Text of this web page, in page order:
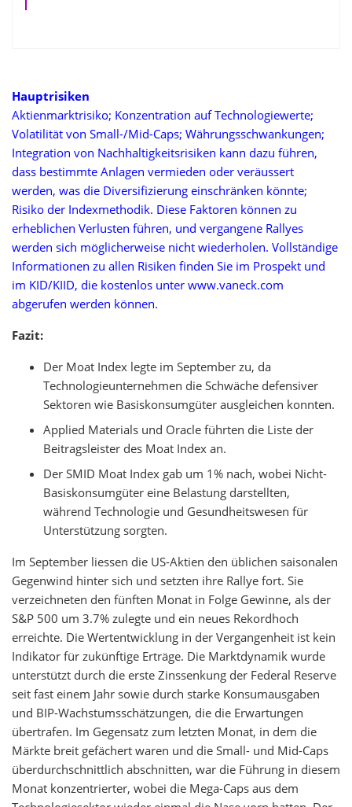
Hauptrisiken
Aktienmarktrisiko; Konzentration auf Technologiewerte;
Volatilität von Small-/Mid-Caps; Währungsschwankungen;
Integration von Nachhaltigkeitsrisiken kann dazu führen,
dass bestimmte Anlagen vermieden oder veräussert
werden, was die Diversifizierung einschränken könnte;
Risiko der Indexmethodik. Diese Faktoren können zu
erheblichen Verlusten führen, und vergangene Rallyes
werden sich möglicherweise nicht wiederholen. Vollständige
Informationen zu allen Risiken finden Sie im Prospekt und
im KID/KIID, die kostenlos unter www.vaneck.com
abgerufen werden können.
Fazit:
Der Moat Index legte im September zu, da
Technologieunternehmen die Schwäche defensiver
Sektoren wie Basiskonsumgüter ausgleichen konnten.
Applied Materials und Oracle führten die Liste der
Beitragsleister des Moat Index an.
Der SMID Moat Index gab um 1% nach, wobei Nicht-
Basiskonsumgüter eine Belastung darstellten,
während Technologie und Gesundheitswesen für
Unterstützung sorgten.
Im September liessen die US-Aktien den üblichen saisonalen
Gegenwind hinter sich und setzten ihre Rallye fort. Sie
verzeichneten den fünften Monat in Folge Gewinne, als der
S&P 500 um 3.7% zulegte und ein neues Rekordhoch
erreichte. Die Wertentwicklung in der Vergangenheit ist kein
Indikator für zukünftige Erträge. Die Marktdynamik wurde
unterstützt durch die erste Zinssenkung der Federal Reserve
seit fast einem Jahr sowie durch starke Konsumausgaben
und BIP-Wachstumsschätzungen, die die Erwartungen
übertrafen. Im Gegensatz zum letzten Monat, in dem die
Märkte breit gefächert waren und die Small- und Mid-Caps
überdurchschnittlich abschnitten, war die Führung in diesem
Monat konzentrierter, wobei die Mega-Caps aus dem